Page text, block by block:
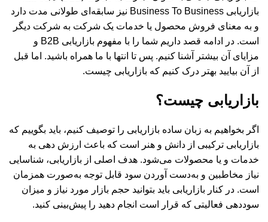
بازاریابی Business To Business نیز سابقه‌ای طولانی مدت دارد
و به معنای فروش محصول یا خدمات یک شرکت به شرکت دیگر
است. در ادامه قصد داریم شما را با مفهوم بازاریابی B2B و
مزایای آن بیشتر آشنا کنیم. پس تا انتها با ما همراه باشید. اما قبل
از آن بیایید بهتر درک کنیم که بازاریابی چیست.
بازاریابی چیست؟
اگر بخواهیم به زبان ساده بازاریابی را توصیف کنیم، باید بگوییم که
بازاریابی ترکیبی از دانش و هنر است که باعث ارزش دهی به
خدمات و یا محصولات می‌شود. هدف اصلی از بازاریابی، شناسایی
نیاز مخاطبین و به‌دست آوردن سود قابل توجه به‌صورت همزمان
است. در کنار بازاریابی باید بتوانید حجم بازار مورد نیاز و میزان
سوددهی فعالیتی که قرار است انجام دهید را پیش‌بینی کنید.